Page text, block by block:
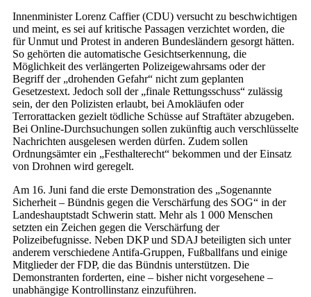
Innenminister Lorenz Caffier (CDU) versucht zu beschwichtigen
und meint, es sei auf kritische Passagen verzichtet worden, die
für Unmut und Protest in anderen Bundesländern gesorgt hätten.
So gehörten die automatische Gesichtserkennung, die
Möglichkeit des verlängerten Polizeigewahrsams oder der
Begriff der „drohenden Gefahr“ nicht zum geplanten
Gesetzestext. Jedoch soll der „finale Rettungsschuss“ zulässig
sein, der den Polizisten erlaubt, bei Amokläufen oder
Terrorattacken gezielt tödliche Schüsse auf Straftäter abzugeben.
Bei Online-Durchsuchungen sollen zukünftig auch verschlüsselte
Nachrichten ausgelesen werden dürfen. Zudem sollen
Ordnungsämter ein „Festhalterecht“ bekommen und der Einsatz
von Drohnen wird geregelt.
Am 16. Juni fand die erste Demonstration des „Sogenannte
Sicherheit – Bündnis gegen die Verschärfung des SOG“ in der
Landeshauptstadt Schwerin statt. Mehr als 1 000 Menschen
setzten ein Zeichen gegen die Verschärfung der
Polizeibefugnisse. Neben DKP und SDAJ beteiligten sich unter
anderem verschiedene Antifa-Gruppen, Fußballfans und einige
Mitglieder der FDP, die das Bündnis unterstützen. Die
Demonstranten forderten, eine – bisher nicht vorgesehene –
unabhängige Kontrollinstanz einzuführen.